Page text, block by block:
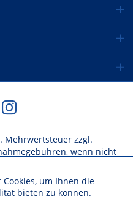
Mehrwertsteuer zzgl.
wenn nicht
Aktiv
um Ihnen die
bieten zu können.